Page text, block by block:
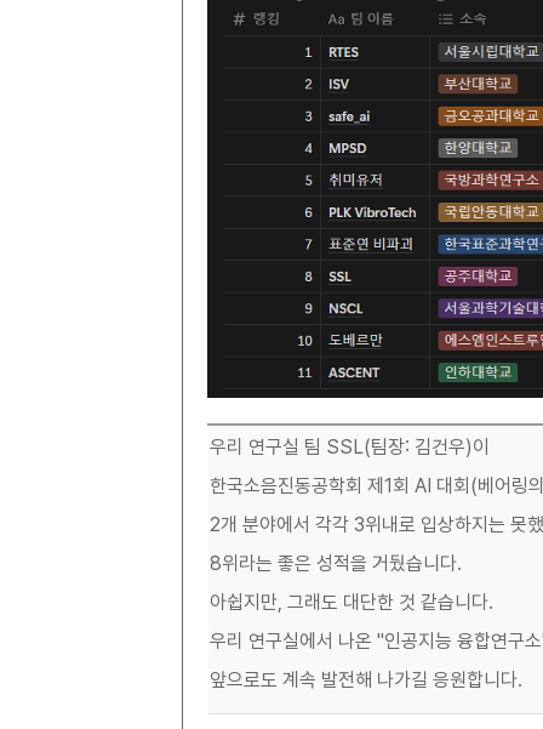
우리 연구실 팀 SSL(팀장: 김건우)이
한국소음진동공학회 제1회 AI 대회(베어링
2개 분야에서 각각 3위내로 입상하지는 못
8위라는 좋은 성적을 거뒀습니다.
아쉽지만, 그래도 대단한 것 같습니다.
우리 연구실에서 나온 "인공지능 융합연구
앞으로도 계속 발전해 나가길 응원합니다.